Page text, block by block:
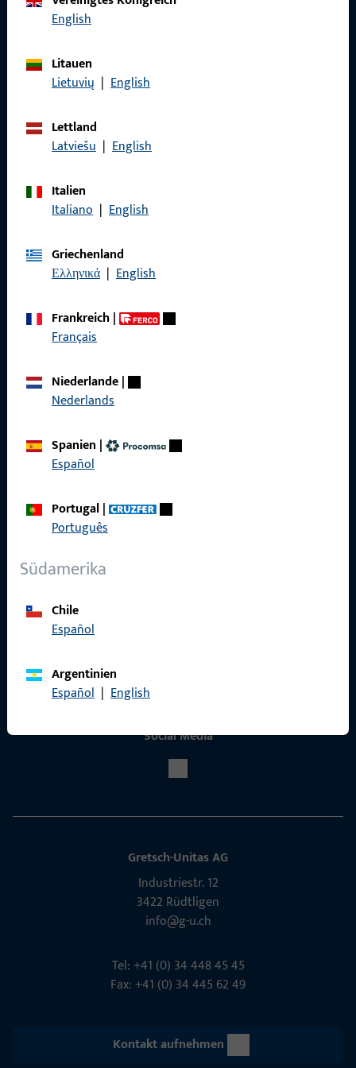
Rufen Sie uns an
English
Litauen
Lietuvių | English
Lettland
Latviešu | English
Italien
Italiano | English
Griechenland
Ελληνικά | English
Frankreich|
Français
Niederlande|
Nederlands
Spanien |
Español
Portugal|
Português
Südamerika
Chile
Español
Argentinien
Español | English
Produkte
Produktkatalog
Social Media
Gretsch-Unitas AG
Indu­s­triestr. 12
3422 Rüdt­ligen
info@g-u.ch
Tel: +41 (0) 34 448 45 45
Fax: +41 (0) 34 445 62 49
Kontakt aufnehmen